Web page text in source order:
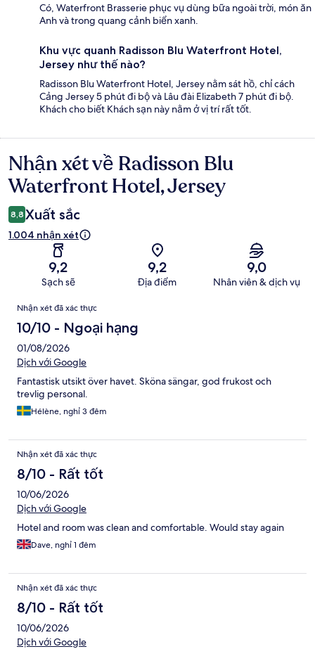
Có, Waterfront Brasserie phục vụ dùng bữa ngoài trời, món ăn
Anh và trong quang cảnh biển xanh.
Khu vực quanh Radisson Blu Waterfront Hotel,
Jersey như thế nào?
Radisson Blu Waterfront Hotel, Jersey nằm sát hồ, chỉ cách
Cảng Jersey 5 phút đi bộ và Lâu đài Elizabeth 7 phút đi bộ.
Khách cho biết Khách sạn này nằm ở vị trí rất tốt.
Nhận
xét
Nhận xét về Radisson Blu
Waterfront Hotel, Jersey
8,8 Xuất sắc
1.004 nhận xét
9,2
Sạch sẽ
9,2
Địa điểm
9,0
Nhân viên & dịch vụ
Nhận
xét
Nhận xét đã xác thực
10/10 - Ngoại hạng
01/08/2026
Dịch với Google
Fantastisk utsikt över havet. Sköna sängar, god frukost och
trevlig personal.
Hélène, nghỉ 3 đêm
Nhận xét đã xác thực
8/10 - Rất tốt
10/06/2026
Dịch với Google
Hotel and room was clean and comfortable. Would stay again
Dave, nghỉ 1 đêm
Nhận xét đã xác thực
8/10 - Rất tốt
10/06/2026
Dịch với Google